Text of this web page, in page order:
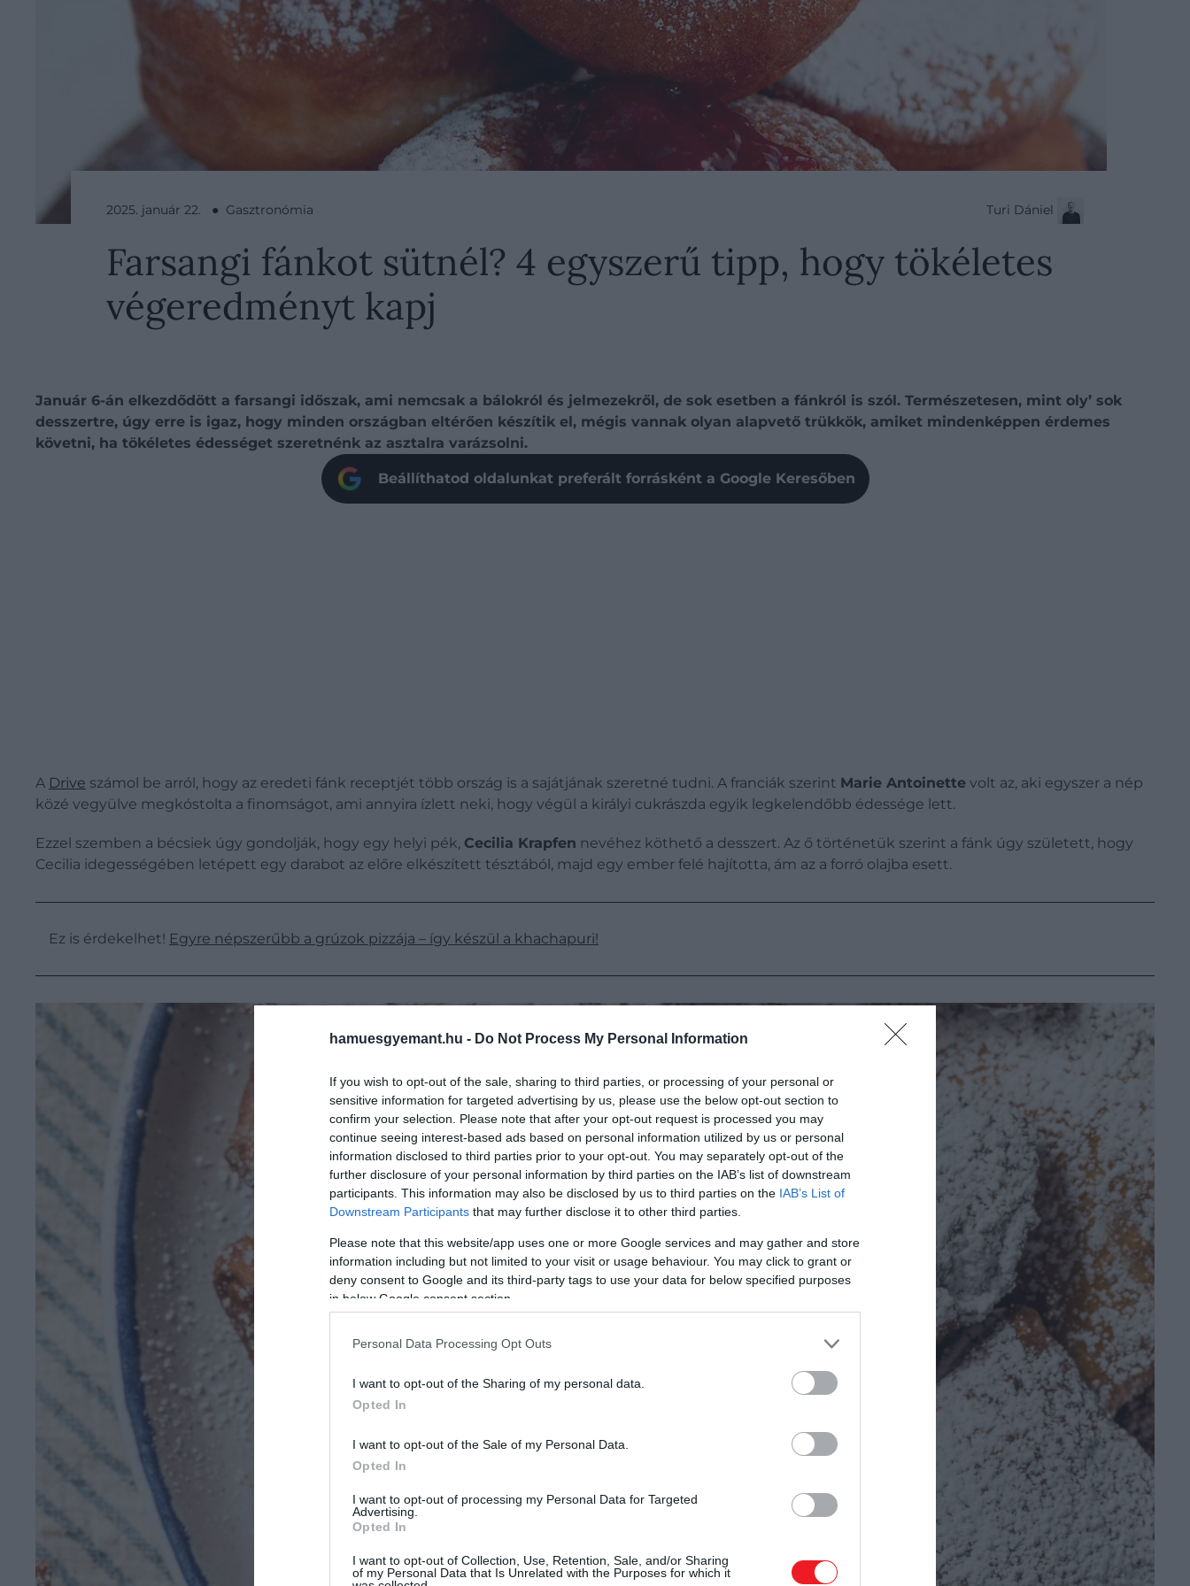
hamuesgyemant.hu - Do Not Process My Personal Information
If you wish to opt-out of the sale, sharing to third parties, or processing of your personal or
sensitive information for targeted advertising by us, please use the below opt-out section to
confirm your selection. Please note that after your opt-out request is processed you may
continue seeing interest-based ads based on personal information utilized by us or personal
information disclosed to third parties prior to your opt-out. You may separately opt-out of the
further disclosure of your personal information by third parties on the IAB’s list of downstream
participants. This information may also be disclosed by us to third parties on the IAB’s List of
Downstream Participants that may further disclose it to other third parties.
Please note that this website/app uses one or more Google services and may gather and store
information including but not limited to your visit or usage behaviour. You may click to grant or
deny consent to Google and its third-party tags to use your data for below specified purposes
in below Google consent section.
Personal Data Processing Opt Outs
I want to opt-out of the Sharing of my personal data.
Opted In
I want to opt-out of the Sale of my Personal Data.
Opted In
I want to opt-out of processing my Personal Data for Targeted
Advertising.
Opted In
I want to opt-out of Collection, Use, Retention, Sale, and/or Sharing
of my Personal Data that Is Unrelated with the Purposes for which it
2025. január 22. ● Gasztronómia Turi Dániel
Farsangi fánkot sütnél? 4 egyszerű tipp, hogy tökéletes
végeredményt kapj
Január 6-án elkezdődött a farsangi időszak, ami nemcsak a bálokról és jelmezekről, de sok esetben a fánkról is szól. Természetesen, mint oly’ sok
desszertre, úgy erre is igaz, hogy minden országban eltérően készítik el, mégis vannak olyan alapvető trükkök, amiket mindenképpen érdemes
követni, ha tökéletes édességet szeretnénk az asztalra varázsolni.
Beállíthatod oldalunkat preferált forrásként a Google Keresőben
A Drive számol be arról, hogy az eredeti fánk receptjét több ország is a sajátjának szeretné tudni. A franciák szerint Marie Antoinette volt az, aki egyszer a nép
közé vegyülve megkóstolta a finomságot, ami annyira ízlett neki, hogy végül a királyi cukrászda egyik legkelendőbb édessége lett.
Ezzel szemben a bécsiek úgy gondolják, hogy egy helyi pék, Cecilia Krapfen nevéhez köthető a desszert. Az ő történetük szerint a fánk úgy született, hogy
Cecilia idegességében letépett egy darabot az előre elkészített tésztából, majd egy ember felé hajította, ám az a forró olajba esett.
Ez is érdekelhet! Egyre népszerűbb a grúzok pizzája – így készül a khachapuri!